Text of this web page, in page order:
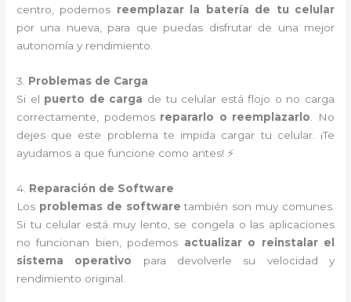
centro, podemos reemplazar la batería de tu celular
por una nueva, para que puedas disfrutar de una mejor
autonomía y rendimiento.
3. Problemas de Carga
Si el puerto de carga de tu celular está flojo o no carga
correctamente, podemos repararlo o reemplazarlo . No
dejes que este problema te impida cargar tu celular. ¡Te
ayudamos a que funcione como antes! ⚡
4. Reparación de Software
Los problemas de software también son muy comunes.
Si tu celular está muy lento, se congela o las aplicaciones
no funcionan bien, podemos actualizar o reinstalar el
sistema operativo para devolverle su velocidad y
rendimiento original.